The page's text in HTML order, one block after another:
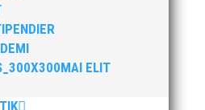
MAI ELIT
Foto: Thomas
från MAI:s Årsmöte 2026